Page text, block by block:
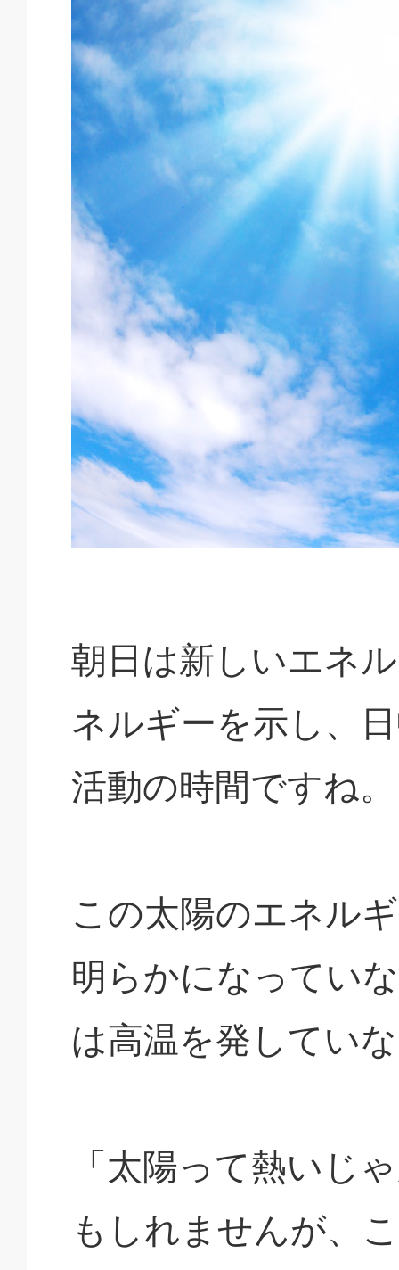
朝日は新しいエネ
ネルギーを示し、
活動の時間ですね。
この太陽のエネル
明らかになってい
は高温を発してい
「太陽って熱いじ
もしれませんが、